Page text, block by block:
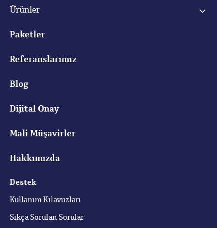
Ürünler
Paketler
Referanslarımız
Blog
Dijital Onay
Mali Müşavirler
Hakkımızda
Destek
Kullanım Kılavuzları
Sıkça Sorulan Sorular